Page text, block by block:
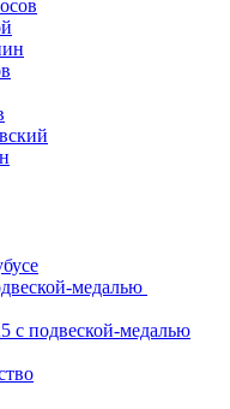
медалью
с подвеской-медалью